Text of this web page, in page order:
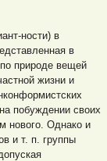
ности) в
в
природе вещей
жизни и
побуждении своих
нового. Однако и
и т. п. группы